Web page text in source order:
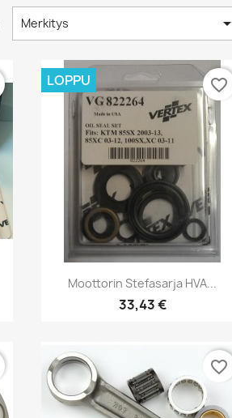
Merkitys 
Pikakatselu
Moottorin Stefasarja HVA...
33,43 €
LOPPU favorite_border
favorite_border